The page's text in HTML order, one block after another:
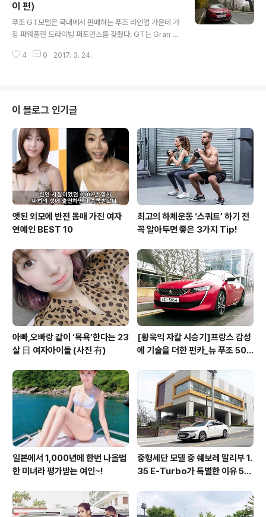
로 아이들과 함께 하기 너무도 좋은 이유는 많은 분들이 아
시는 바처럼 '뛰어난 개방감'때문이죠. 미세먼지로 오픈하
고 싶어도 할 수 없는 컨버터블카 대신에 오픈카와 같은 기
거리여행에 연비까지 훌륭하니 피카소만한 차는 없는 거
이 편)
푸조 GT모델은 국내에서 판매하는 푸조 라인업 가운데 가
장 파워풀한 드라이빙 퍼포먼스를 갖췄다. GT는 Gran T
리·고속 주행용의 고성능 자동차를 뜻한다. 푸조 GT는 강
안한 주행을 충분히 만끽할 수도 있다. 푸조 GT 모델은 푸
조의 오랜 자동차 제작 노하우가 반영된 기술력과 세밀한
차량 세팅으로 보다 호쾌하면서도 섬세한 드라이빙이 가능
하다. 핵심은 엔진이다. 푸조 GT 모델에는 PSA그룹의 2.
0 BlueHDi 엔진을 탑재했는데, 최대 출력 180마력, 최대
토크 40.8kg·m의 ..
4 0 2017. 3. 24.
이 블로그 인기글
앳된 외모에 반전 몸매 가진 여자
연예인 BEST 10
최고의 하체운동 ‘스쿼트’ 하기 전
꼭 알아두면 좋은 3가지 Tip!
아빠,오빠랑 같이 ‘목욕’한다는 23
살 日 여자아이돌 (사진 有)
[황욱익 자칼 시승기]프랑스 감성
에 기술을 더한 펀카_뉴 푸조 508
일본에서 1,000년에 한번 나올법
한 미녀라 평가받는 여인~!
중형세단 모델 중 쉐보레 말리부 1.
35 E-Turbo가 특별한 이유 5가